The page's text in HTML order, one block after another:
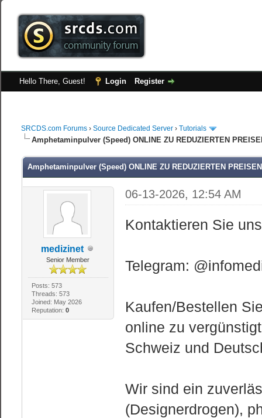
Hello There, Guest! Login Register
SRCDS.com Forums ›Source Dedicated Server ›Tutorials
Amphetaminpulver (Speed) ONLINE ZU REDUZIERTEN
Amphetaminpulver (Speed) ONLINE ZU REDUZIERTEN
medizinet
Senior Member
Posts: 573
Threads: 573
Joined: May 2026
Reputation: 0
06-13-2026, 12:54 AM
Kontaktieren Sie
Telegram:
Kaufen/Bestellen
online zu
Schweiz und
Wir sind ein
(Designerdrogen),